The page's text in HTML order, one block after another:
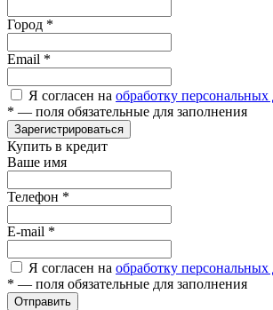
Город *
Email *
Я согласен на обработку
* — поля обязательные для заполнения
Зарегистрироваться
Купить в кредит
Ваше имя
Телефон *
E-mail *
Я согласен на обработку
* — поля обязательные для заполнения
Отправить